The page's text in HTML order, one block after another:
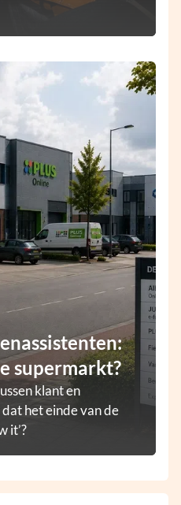
supermarkt?
klant en
het einde van de
it’?